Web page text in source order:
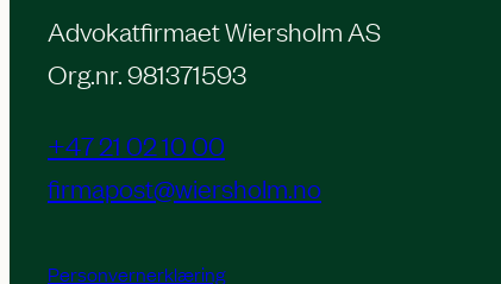
Advokatfirmaet Wiersholm AS
Org.nr. 981371593
+47 21 02 10 00
firmapost@wiersholm.no
Personvernerklæring